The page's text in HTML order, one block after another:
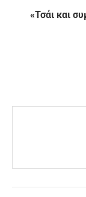
«Τσάι και